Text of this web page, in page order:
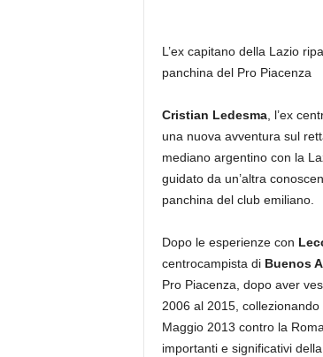
L’ex capitano della Lazio
panchina del Pro Piacenza
Cristian Ledesma, l’ex
una nuova avventura sul
mediano argentino con la
guidato da un’altra
panchina del club emiliano.
Dopo le esperienze con
centrocampista di Buenos
Pro Piacenza, dopo aver
2006 al 2015,
Maggio 2013 contro la
importanti e significativi